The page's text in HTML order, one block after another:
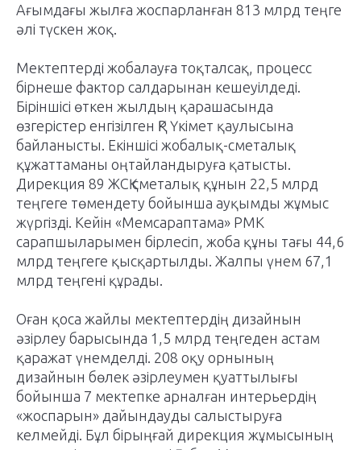
Ағымдағы жылға жоспарланған 813 млрд теңге
әлі түскен жоқ.
Мектептерді жобалауға тоқталсақ, процесс
бірнеше фактор салдарынан кешеуілдеді.
Біріншісі өткен жылдың қарашасында
өзгерістер енгізілген ҚР Үкімет қаулысына
байланысты. Екіншісі жобалық-сметалық
құжаттаманы оңтайландыруға қатысты.
Дирекция 89 ЖСҚ сметалық құнын 22,5 млрд
теңгеге төмендету бойынша ауқымды жұмыс
жүргізді. Кейін «Мемсараптама» РМК
сарапшыларымен бірлесіп, жоба құны тағы 44,6
млрд теңгеге қысқартылды. Жалпы үнем 67,1
млрд теңгені құрады.
Оған қоса жайлы мектептердің дизайнын
әзірлеу барысында 1,5 млрд теңгеден астам
қаражат үнемделді. 208 оқу орнының
дизайнын бөлек әзірлеумен қуаттылығы
бойынша 7 мектепке арналған интерьердің
«жоспарын» дайындауды салыстыруға
келмейді. Бұл бірыңғай дирекция жұмысының